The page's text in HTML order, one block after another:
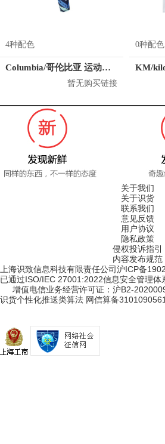
4种配色
Columbia/哥伦比亚 运动护臂 CU0258
暂无购买链接
0种配色
关于我们
关于识货
联系我们
意见反馈
用户协议
隐私政策
侵权投诉指引
内容发布规范
上海识致信息科技有限责任公司沪ICP备
已通过ISO/IEC 27001:2022信息安全管理体
增值电信业务经营许可证：沪B2-
识货个性化推送类算法 网信算备